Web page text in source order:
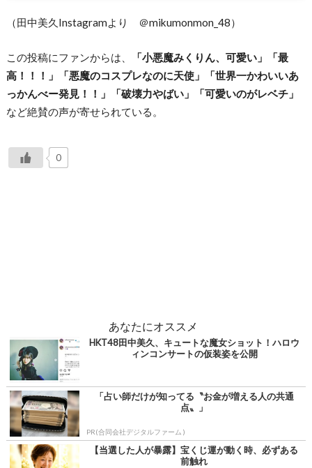
（田中美久Instagramより ＠mikumonmon_48）
この投稿にファンからは、
「小悪魔みくりん、可愛い」「最
高！！！」「悪魔のコスプレなのに天使」「世界一かわいいあ
っかんべー発見！！」「破壊力やばい」「可愛いのがレベチ」
など絶賛の声が寄せられている。
0
あなたにオススメ
HKT48田中美久、キュートな魔女ショット！ハロウ
ィンコンサートの仮装姿を公開
「占い師だけが知ってる〝お金が増える人の共通
点〟」
PR(合同会社デジタルファーム )
【当選した人が暴露】宝くじ運が動く時、必ずある
前触れ